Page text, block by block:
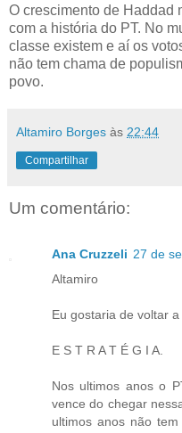
O crescimento de Haddad
com a história do PT. No
classe existem e aí os
não tem chama de
povo.
Altamiro Borges às 22:44
Compartilhar
Um comentário:
Ana Cruzzeli 27 de
Altamiro
Eu gostaria de voltar
E S T R A T É G I A.
Nos ultimos anos o
vence do chegar
ultimos anos não